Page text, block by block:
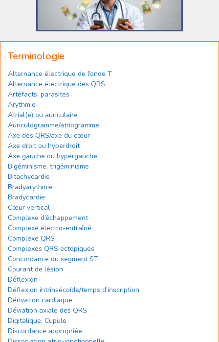
Terminologie
Alternance électrique de l’onde T
Alternance électrique des QRS
Artéfacts, parasites
Arythmie
Atrial(e) ou auriculaire
Auriculogramme/atriogramme
Axe des QRS/axe du cœur
Axe droit ou hyperdroit
Axe gauche ou hypergauche
Bigéminisme, trigéminisme
Bitachycardie
Bradyarythmie
Bradycardie
Cœur vertical
Complexe d’échappement
Complexe électro-entraîné
Complexe QRS
Complexes QRS ectopiques
Concordance du segment ST
Courant de lésion
Déflexion
Déflexion intrinsécoïde/temps d’inscription
Dérivation cardiaque
Déviation axiale des QRS
Digitalique. Cupule
Discordance appropriée